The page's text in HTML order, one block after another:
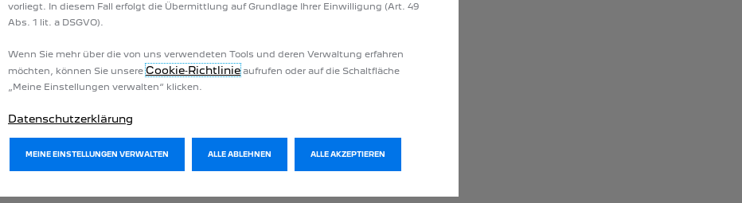
vorliegt. In diesem Fall erfolgt die Übermittlung auf Grundlage Ihrer Einwilligung (Art. 49
Abs. 1 lit. a DSGVO).
Wenn Sie mehr über die von uns verwendeten Tools und deren Verwaltung erfahren
möchten, können Sie unsereCookie‑Richtlinieaufrufen oder auf die Schaltfläche
„Meine Einstellungen verwalten“ klicken.
Datenschutzerklärung
MEINE EINSTELLUNGEN VERWALTEN ALLE AKZEPTIEREN
ALLE ABLEHNEN